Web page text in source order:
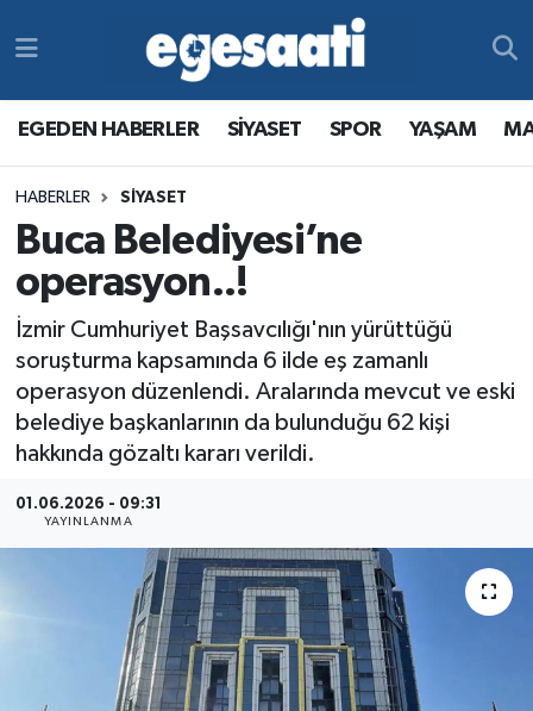
EGEDEN HABERLER SİYASET SPOR YAŞAM
HABERLER SİYASET
Buca Belediyesi’ne
operasyon..!
İzmir Cumhuriyet Başsavcılığı'nın yürüttüğü
soruşturma kapsamında 6 ilde eş zamanlı
operasyon düzenlendi. Aralarında mevcut ve eski
belediye başkanlarının da bulunduğu 62 kişi
hakkında gözaltı kararı verildi.
01.06.2026 - 09:31
YAYINLANMA
MAGAZİN
RESMİ REKLAMLAR
YAŞAM
MAGAZİN
RESMİ REKLAMLAR
Egemax TV
Tüm Manşetler
Son Dakika Haberleri
Haber Arşivi